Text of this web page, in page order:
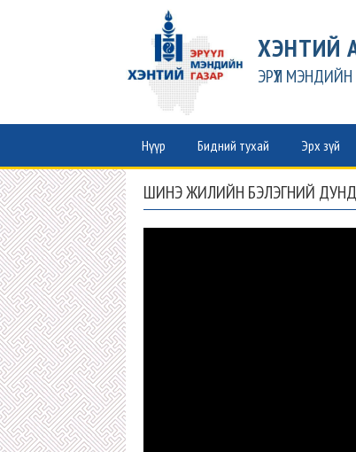
ХЭНТИЙ
ЭРҮҮЛ
Нүүр Бидний тухай Эрх зүй
ШИНЭ ЖИЛИЙН БЭЛЭГНИЙ